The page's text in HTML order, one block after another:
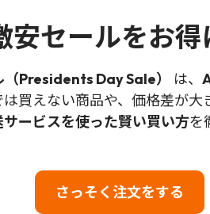
安セールをお
Presidents Day Sale） は、
買えない商品や、価格差が
ービスを使った賢い買い方を
さっそく注文をする